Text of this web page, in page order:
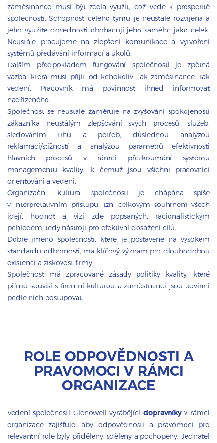
zaměstnance musí být zcela využit, což vede k prosperitě
společnosti. Schopnost celého týmu je neustále rozvíjena a
jeho využité dovednosti obohacují jeho samého jako celek.
Neustále pracujeme na zlepšení komunikace a vytvoření
systémů předávání informací a úkolů.
Dalším předpokladem fungování společnosti je zpětná
vazba, která musí přijít od kohokoliv, jak zaměstnance, tak
vedení. Pracovník má povinnost ihned informovat
nadřízeného.
Společnost se neustále zaměřuje na zvyšování spokojenosti
zákazníka neustálým zlepšování svých procesů, služeb,
sledováním trhu a potřeb, důslednou analýzou
reklamací/stížností a analýzou parametrů efektivnosti
hlavních procesů v rámci přezkoumání systému
managementu kvality, k čemuž jsou všichni pracovníci
orientováni a vedeni.
Organizační kultura společnosti je chápána spíše
v interpretativním přístupu, tzn. celkovým souhrnem všech
idejí, hodnot a vizí zde popsaných, racionalistickým
pohledem, tedy nástroji pro efektivní dosažení cílů.
Dobré jméno společnosti, které je postavené na vysokém
standardu odbornosti, má klíčový význam pro dlouhodobou
existenci a ziskovost firmy.
Společnost má zpracované zásady politiky kvality, které
přímo souvisí s firemní kulturou a zaměstnanci jsou povinni
podle nich postupovat.
ROLE ODPOVĚDNOSTI A
PRAVOMOCI V RÁMCI
ORGANIZACE
Vedení společnosti Glenowell vyrábějící dopravníkyv rámci
organizace zajišťuje, aby odpovědnosti a pravomoci pro
relevantní role byly přiděleny, sděleny a pochopeny. Jednatel